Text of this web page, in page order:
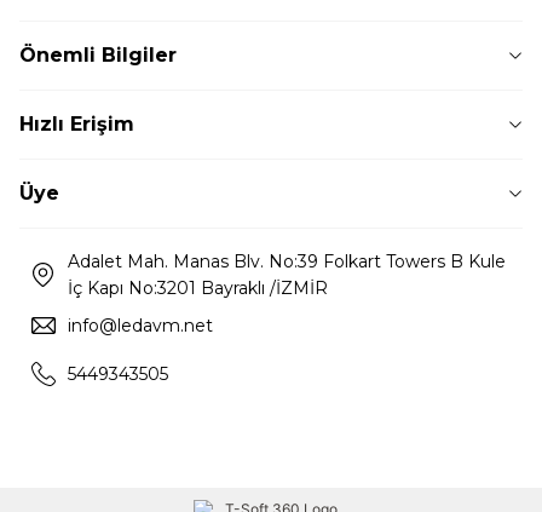
Önemli Bilgiler
Hızlı Erişim
Üye
Adalet Mah. Manas Blv. No:39 Folkart Towers B Kule
İç Kapı No:3201 Bayraklı /İZMİR
info@ledavm.net
5449343505